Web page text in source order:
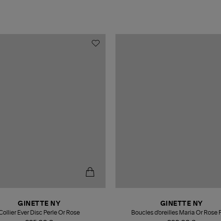
GINETTE NY
Ever Disc Perle Or Rose
GINETTE NY
Boucles d'oreilles Maria Or Rose